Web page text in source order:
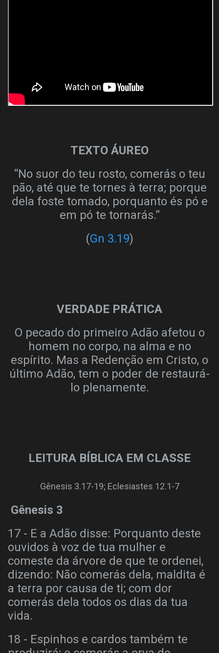
TEXTO ÁUREO
“No suor do teu rosto, comerás o teu
pão, até que te tornes à terra; porque
dela foste tomado, porquanto és pó e
em pó te tornarás.”
(Gn 3.19)
VERDADE PRÁTICA
O pecado do primeiro Adão afetou o
homem no corpo, na alma e no
espírito. Mas a Redenção em Cristo, o
último Adão, tem o poder de restaurá-
lo plenamente.
LEITURA BÍBLICA EM CLASSE
Gênesis 3.17-19; Eclesiastes 12.1-7
Gênesis 3
17 - E a Adão disse: Porquanto deste
ouvidos à voz de tua mulher e
comeste da árvore de que te ordenei,
dizendo: Não comerás dela, maldita é
a terra por causa de ti; com dor
comerás dela todos os dias da tua
vida.
18 - Espinhos e cardos também te